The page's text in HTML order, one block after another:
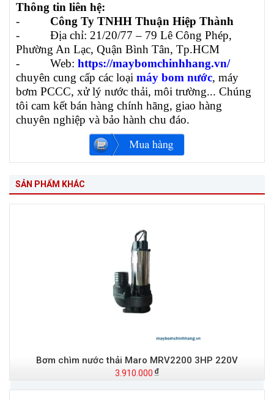
Thông tin liên hệ:
- Công Ty TNHH Thuận Hiệp Thành
- Địa chỉ: 21/20/77 – 79 Lê Công Phép,
Phường An Lạc, Quận Bình Tân, Tp.HCM
- Web: https://maybomchinhhang.vn/
chuyên cung cấp các loại máy bom nước, máy
bơm PCCC, xử lý nước thải, môi trường... Chúng
tôi cam kết bán hàng chính hãng, giao hàng
chuyên nghiệp và bảo hành chu đáo.
SẢN PHẨM KHÁC
Bơm chìm nước thải Maro MRV2200 3HP 220V
3.910.000